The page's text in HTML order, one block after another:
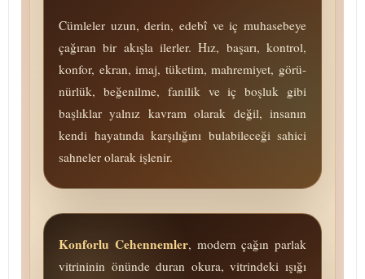
Cümleler uzun, derin, edebî ve iç mu­ha­se­be­ye
çağıran bir akışla ilerler. Hız, başarı, kontrol,
konfor, ekran, imaj, tü­ke­tim, mah­re­mi­yet, gö­rü­
nür­lük, beğenilme, fanilik ve iç boşluk gibi
başlıklar yalnız kavram olarak değil, insanın
kendi hayatında karşılığını bulabileceği sahici
sahneler olarak işlenir.
Konforlu Cehennemler, modern çağın parlak
vitrininin önünde duran okura, vitrindeki ışığı